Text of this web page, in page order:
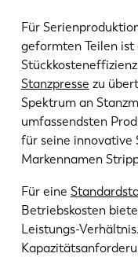
Für
geformten Teilen ist
Stanzpresse zu
Spektrum an
umfassendsten
für seine innovative
Markennamen
Für eine
Betriebskosten
Leistungs-